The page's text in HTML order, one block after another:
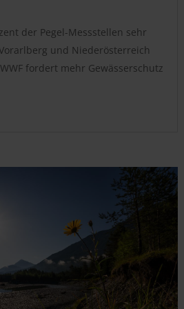
der Pegel-Messstellen sehr
und Niederösterreich
fordert mehr Gewässerschutz